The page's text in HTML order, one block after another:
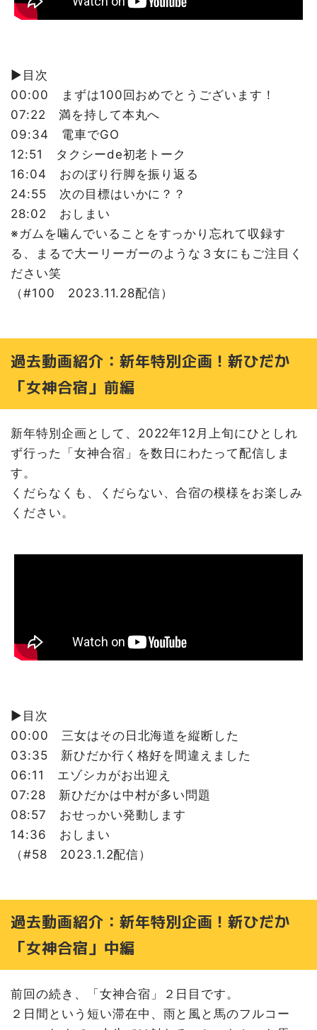
▶︎目次
00:00 まずは100回おめでとうございます！
07:22 満を持して本丸へ
09:34 電車でGO
12:51 タクシーde初老トーク
16:04 おのぼり行脚を振り返る
24:55 次の目標はいかに？？
28:02 おしまい
※ガムを噛んでいることをすっかり忘れて収録す
る、まるで大ーリーガーのような３女にもご注目く
ださい笑
（#100 2023.11.28配信）
過去動画紹介：新年特別企画！新ひだか
「女神合宿」前編
新年特別企画として、2022年12月上旬にひとしれ
ず行った「女神合宿」を数日にわたって配信しま
す。
くだらなくも、くだらない、合宿の模様をお楽しみ
ください。
▶️目次
00:00 三女はその日北海道を縦断した
03:35 新ひだか行く格好を間違えました
06:11 エゾシカがお出迎え
07:28 新ひだかは中村が多い問題
08:57 おせっかい発動します
14:36 おしまい
（#58 2023.1.2配信）
過去動画紹介：新年特別企画！新ひだか
「女神合宿」中編
前回の続き、「女神合宿」２日目です。
２日間という短い滞在中、雨と風と馬のフルコー